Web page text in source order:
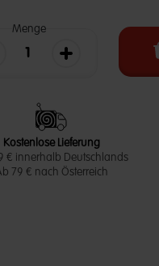
Menge
Menge verringern
Die Menge
Kostenlose Lieferung
€ innerhalb Deutschlands
79 € nach Österreich